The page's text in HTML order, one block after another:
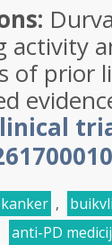
activity
of prior
,
anti-PD